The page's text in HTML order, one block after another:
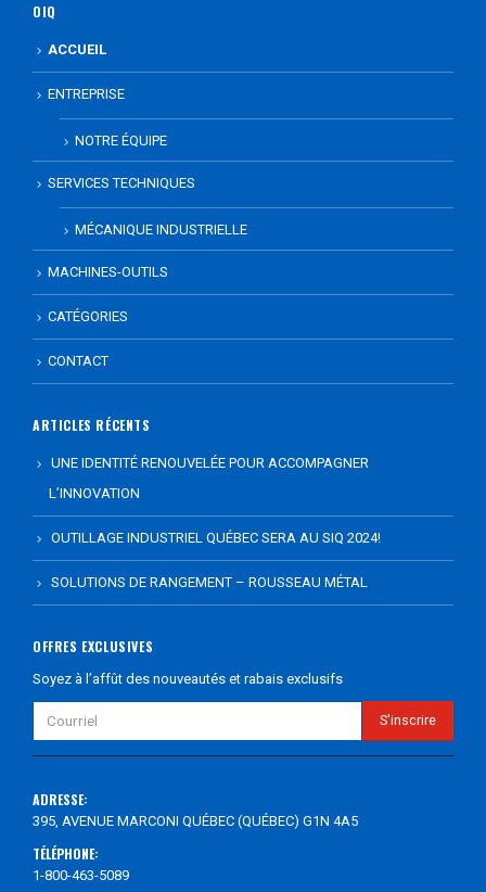
OIQ
ACCUEIL
ENTREPRISE
NOTRE ÉQUIPE
SERVICES TECHNIQUES
MÉCANIQUE INDUSTRIELLE
MACHINES-OUTILS
CATÉGORIES
CONTACT
ARTICLES RÉCENTS
UNE IDENTITÉ RENOUVELÉE POUR ACCOMPAGNER
L’INNOVATION
OUTILLAGE INDUSTRIEL QUÉBEC SERA AU SIQ 2024!
SOLUTIONS DE RANGEMENT – ROUSSEAU MÉTAL
OFFRES EXCLUSIVES
Soyez à l’affût des nouveautés et rabais exclusifs
ADRESSE:
395, AVENUE MARCONI QUÉBEC (QUÉBEC) G1N 4A5
TÉLÉPHONE:
1-800-463-5089